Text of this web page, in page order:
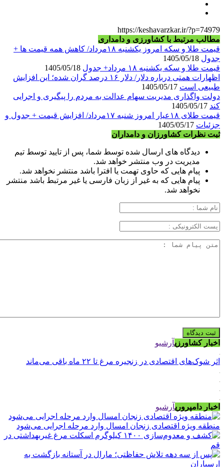
https://keshavarzkar.ir/?p=74979
مطالب مرتبط با کشاورزی و دامداری
قیمت طلا و سکه امروز یکشنبه ۱۸مرداد/ کاهش همه قیمت ها +
جدول
قیمت طلا و سکه یکشنبه ۱۸ مرداد+ جدول
اظهارات همتی درباره دلار/ دلار ۱۶ درصد گران شده؛ این افزایش
طبیعی است
دولت واگذاری مدیریت سهام عدالت به مردم را پیگیری و اجرایی
کند
قیمت طلای ۱۸عیار امروز شنبه ۱۷مرداد/ افزایش قیمت + جدول و
جزئیات
ثبت نظرات کشاورزان و دامداران
دیدگاه های ارسال شده توسط شما، پس از تایید توسط تیم
مدیریت در وب منتشر خواهد شد.
پیام هایی که حاوی تهمت یا افترا باشد منتشر نخواهد شد.
پیام هایی که به غیر از زبان فارسی یا غیر مرتبط باشد منتشر
نخواهد شد.
اخبار کشاورزیآرشیو
اثر شوک‌های اقتصادی در زنجیره مرغ تا ۲۲ ماه باقی می‌ماند
اخبار دامپروریآرشیو
منطقه ویژه اقتصادی زنجان امسال وارد مرحله اجرایی می‌شود